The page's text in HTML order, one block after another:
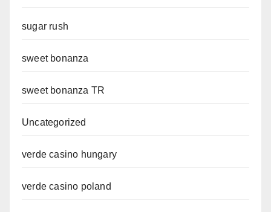
sugar rush
sweet bonanza
sweet bonanza TR
Uncategorized
verde casino hungary
verde casino poland